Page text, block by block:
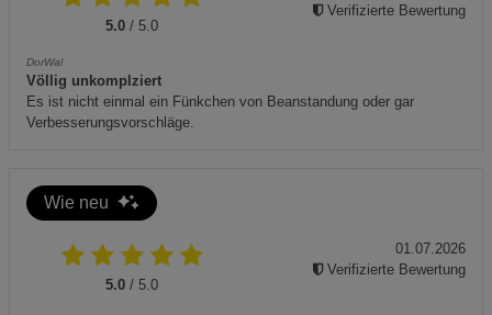
Lagern Sie das Produkt an einem trockenen und
sicheren Ort, fern von direktem Sonnenlicht.
Zusätzliche Hinweise
Entsorgen Sie das Gerät umweltgerecht gemäß den
örtlichen Entsorgungsvorschriften.
Sie das Gerät in Betrieb nehmen.
oder Gerüche auftreten, schalten Sie das Gerät sofort
aus und kontaktieren Sie den Kundendienst.
5.0 / 5.0
DorWal
Völlig unkomplziert
Es ist nicht einmal ein Fünkchen von Beanstandung oder gar
Verbesserungsvorschläge.
Verifizierte Bewertung
Wie neu
5.0 / 5.0
01.07.2026
Verifizierte Bewertung